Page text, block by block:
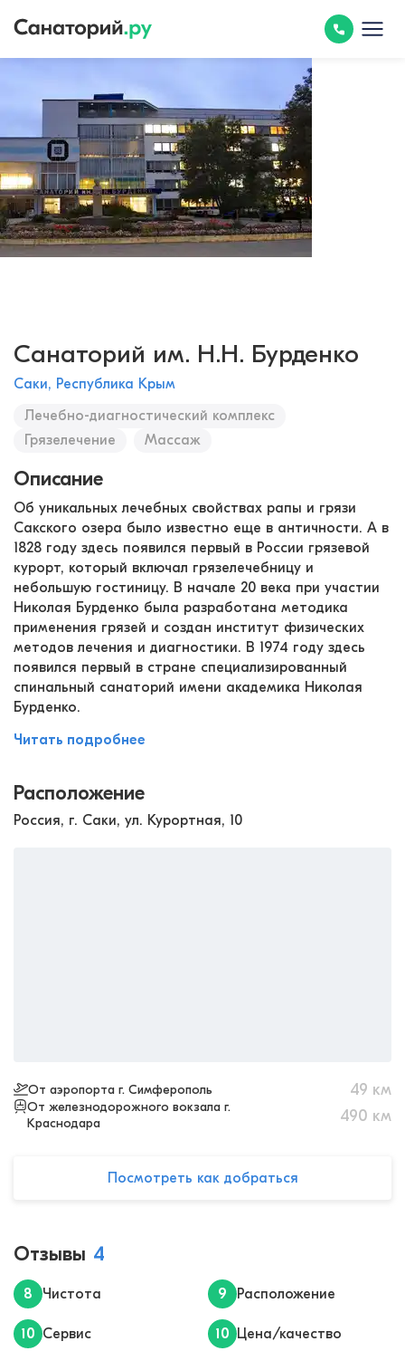
Cанаторий им. Н.Н. Бурденко
Саки, Республика Крым
Лечебно-диагностический комплекс
Грязелечение
Массаж
Описание
Об уникальных лечебных свойствах рапы и грязи
Сакского озера было известно еще в античности. А в
1828 году здесь появился первый в России грязевой
курорт, который включал грязелечебницу и
небольшую гостиницу. В начале 20 века при участии
Николая Бурденко была разработана методика
применения грязей и создан институт физических
методов лечения и диагностики. В 1974 году здесь
появился первый в стране специализированный
спинальный санаторий имени академика Николая
Бурденко.
Читать подробнее
Расположение
Россия, г. Саки, ул. Курортная, 10
От аэропорта г. Симферополь 49 км
От железнодорожного вокзала г.
Краснодара
490 км
Посмотреть как добраться
Отзывы 4
8 Чистота 9 Расположение
10 Сервис 10 Цена/качество